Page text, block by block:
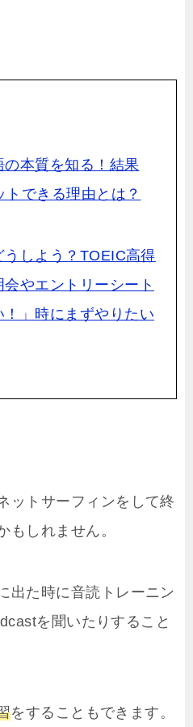
本質を知る！結果
できる理由とは？
うしよう？TOEIC高得
やエントリーシート
」時にまずやりたい
ットサーフィンをして終
もしれません。
出た時に音読トレーニン
を聞いたりすること
をすることもできます。